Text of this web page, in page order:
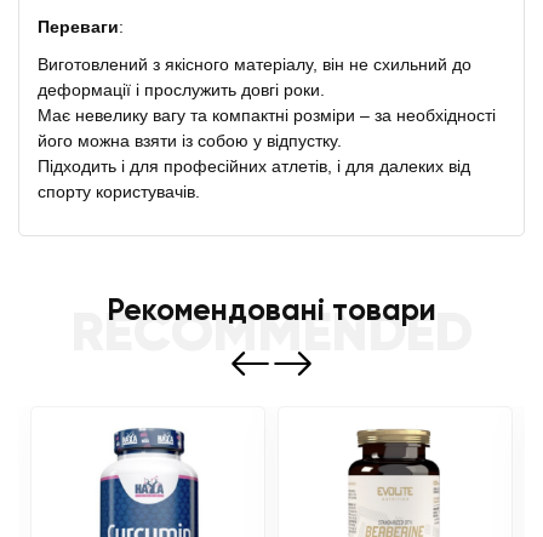
Переваги:
Виготовлений з якісного матеріалу, він не схильний до
деформації і прослужить довгі роки.
Має невелику вагу та компактні розміри – за необхідності
його можна взяти із собою у відпустку.
Підходить і для професійних атлетів, і для далеких від
спорту користувачів.
RECOMMENDED
Рекомендовані товари